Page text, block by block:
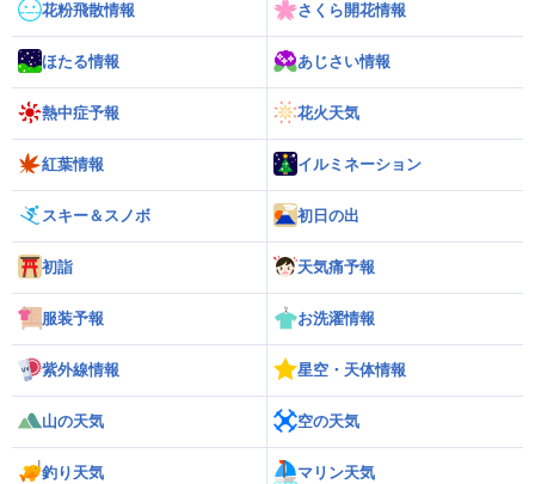
花粉飛散情報 さくら開花情報
ほたる情報 あじさい情報
熱中症予報 花火天気
紅葉情報 イルミネーション
スキー＆スノボ 初日の出
初詣 天気痛予報
服装予報 お洗濯情報
紫外線情報 星空・天体情報
山の天気 空の天気
釣り天気 マリン天気